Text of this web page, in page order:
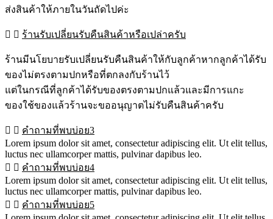
ส่งสินค้าให้ภายในวันถัดไปค่ะ
ร้านรับเปลี่ยนรับคืนสินค้าหรือเปล่าครับ
ร้านมีนโยบายรับเปลี่ยนรับคืนสินค้าให้กับลูกค้าหากลูกค้าได้รับ
ของไม่ตรงตามปกหรือที่ตกลงกับร้านไว้
แต่ในกรณีที่ลูกค้าได้รับของตรงตามปกแล้วและมีการแกะ
ของใช้ของแล้วร้านจะขออนุญาตไม่รับคืนสินค้าครับ
คำถามที่พบบ่อย3
Lorem ipsum dolor sit amet, consectetur adipiscing elit. Ut elit tellus,
luctus nec ullamcorper mattis, pulvinar dapibus leo.
คำถามที่พบบ่อย4
Lorem ipsum dolor sit amet, consectetur adipiscing elit. Ut elit tellus,
luctus nec ullamcorper mattis, pulvinar dapibus leo.
คำถามที่พบบ่อย5